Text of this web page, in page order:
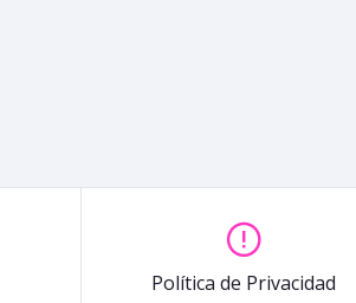
Política de Privacidad